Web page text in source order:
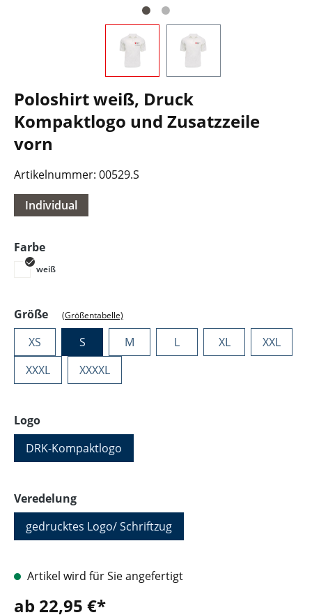
Poloshirt weiß, Druck
Kompaktlogo und Zusatzzeile
vorn
Artikelnummer: 00529.S
Individual
Farbeauswählen
weiß
Größeauswählen
(Größentabelle)
XS S M L XL
XXL
XXXL
XXXXL
Logoauswählen
DRK-Kompaktlogo
Veredelungauswählen
gedrucktes Logo/ Schriftzug
Artikel wird für Sie angefertigt
ab 22,95 €*